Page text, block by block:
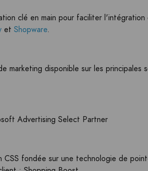
clé en main pour faciliter
etShopware.
marketing disponible sur les principales
Advertising Select Partner
CSS fondée sur une technologie de